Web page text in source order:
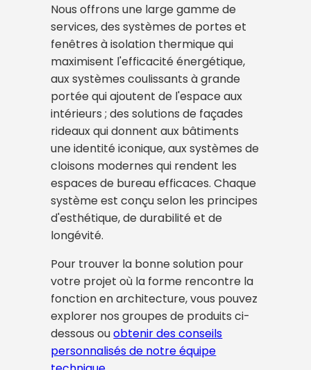
Nous offrons une large gamme de
services, des systèmes de portes et
fenêtres à isolation thermique qui
maximisent l'efficacité énergétique,
aux systèmes coulissants à grande
portée qui ajoutent de l'espace aux
intérieurs ; des solutions de façades
rideaux qui donnent aux bâtiments
une identité iconique, aux systèmes de
cloisons modernes qui rendent les
espaces de bureau efficaces. Chaque
système est conçu selon les principes
d'esthétique, de durabilité et de
longévité.
Pour trouver la bonne solution pour
votre projet où la forme rencontre la
fonction en architecture, vous pouvez
explorer nos groupes de produits ci-
dessous ouobtenir des conseils
personnalisés de notre équipe